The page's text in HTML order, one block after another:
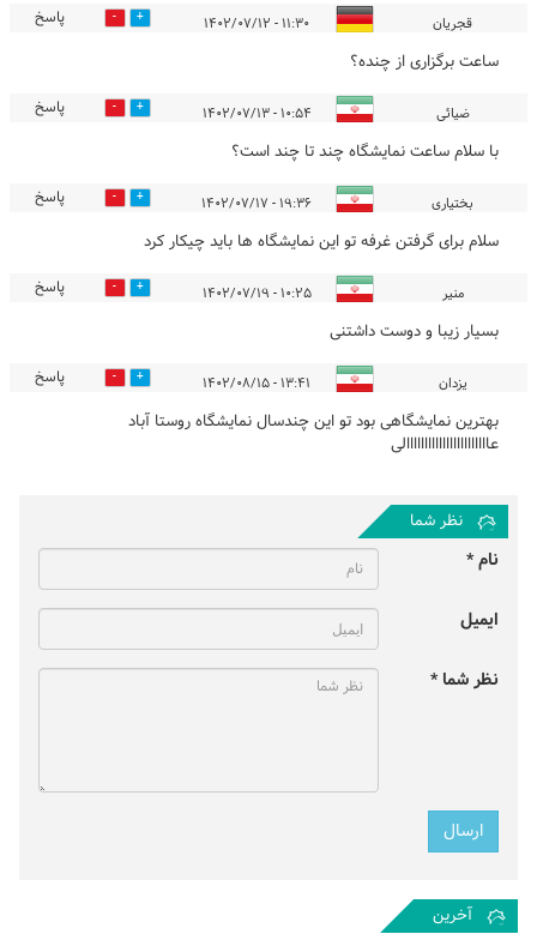
قجریان ۱۱:۳۰ - ۱۴۰۲/۰۷/۱۲ 0 پاسخ
ساعت برگزاری از چنده؟
ضیائی ۱۰:۵۴ - ۱۴۰۲/۰۷/۱۳ 0 پاسخ
با سلام ساعت نمایشگاه چند تا چند است؟
بختیاری ۱۹:۳۶ - ۱۴۰۲/۰۷/۱۷ 0 پاسخ
سلام برای گرفتن غرفه تو این نمایشگاه ها باید چیکار کرد
منیر ۱۰:۲۵ - ۱۴۰۲/۰۷/۱۹ 0 پاسخ
بسیار زیبا و دوست داشتنی
یزدان ۱۳:۴۱ - ۱۴۰۲/۰۸/۱۵ 2 پاسخ
بهترین نمایشگاهی بود تو این چندسال نمایشگاه روستا آباد
عااااااااااااااااااااااالی
نظر شما
نام *
ایمیل
نظر شما *
آخرین